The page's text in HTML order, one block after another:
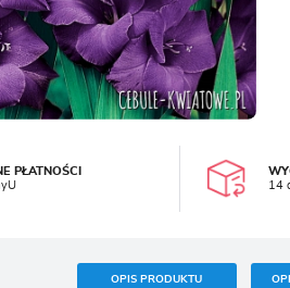
PŁATNOŚCI
14
OPIS PRODUKTU